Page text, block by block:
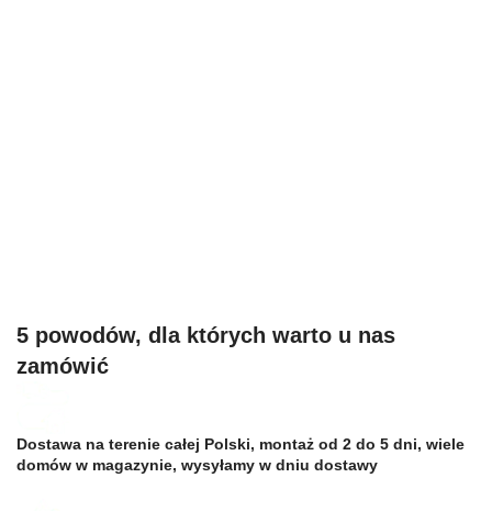
5 powodów, dla których warto u nas
zamówić
Dostawa na terenie całej Polski, montaż od 2 do 5 dni, wiele
domów w magazynie, wysyłamy w dniu dostawy